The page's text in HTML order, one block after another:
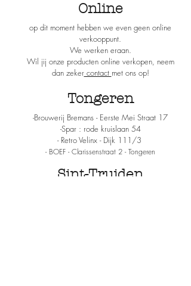
Online
op dit moment hebben we even geen online
verkooppunt.
We werken eraan.
Wil jij onze producten online verkopen, neem
dan zekercontact met ons op!
Tongeren
-Brouwerij Bremans - Eerste Mei Straat 17
-Spar : rode kruislaan 54
- Retro Velinx - Dijk 11 1/3
- BOEF - Clarissenstraat 2 - Tongeren
Sint-Truiden